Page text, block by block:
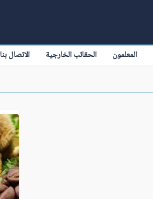
المعلمون الحقائب الخارجية الاتصال بنا